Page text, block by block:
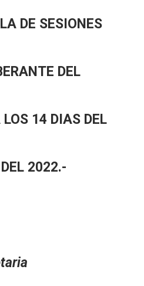
DE SESIONES
DEL
14 DIAS DEL
2022.-